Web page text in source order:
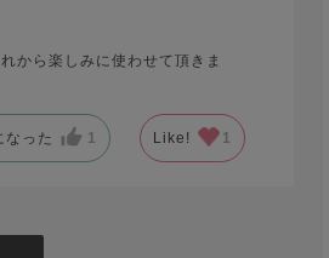
から楽しみに使わせて頂きま
なった 1 Like! 1